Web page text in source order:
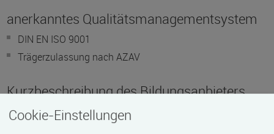
anerkanntes Qualitätsmanagementsystem
DIN EN ISO 9001
Trägerzulassung nach AZAV
Kurzbeschreibung des Bildungsanbieters
WBS TRAINING - Ihr starker Partner
Cookie-Einstellungen